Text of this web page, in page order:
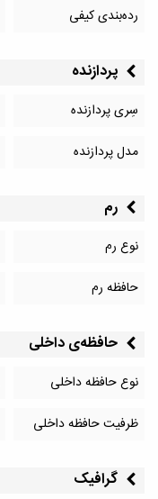
رده‌بندی کیفی
پردازنده
سِری پردازنده
مدل پردازنده
رم
نوع رم
حافظه رم
حافظه‌‌ی داخلی
نوع حافظه داخلی
ظرفیت حافظه داخلی
گرافیک